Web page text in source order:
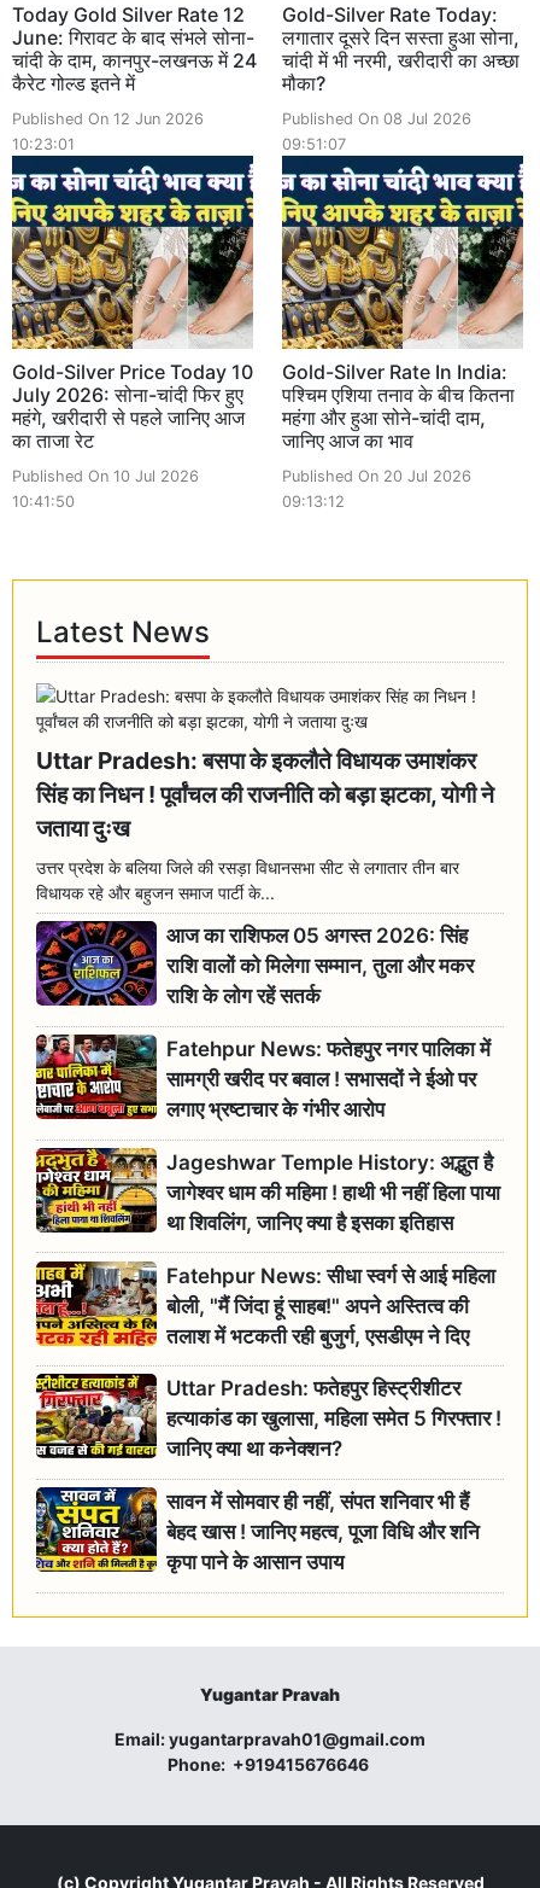
Today Gold Silver Rate 12
June: गिरावट के बाद संभले सोना-
चांदी के दाम, कानपुर-लखनऊ में 24
कैरेट गोल्ड इतने में
Published On 12 Jun 2026
10:23:01
Gold-Silver Rate Today:
लगातार दूसरे दिन सस्ता हुआ सोना,
चांदी में भी नरमी, खरीदारी का अच्छा
मौका?
Published On 08 Jul 2026
09:51:07
Gold-Silver Price Today 10
July 2026: सोना-चांदी फिर हुए
महंगे, खरीदारी से पहले जानिए आज
का ताजा रेट
Published On 10 Jul 2026
10:41:50
Gold-Silver Rate In India:
पश्चिम एशिया तनाव के बीच कितना
महंगा और हुआ सोने-चांदी दाम,
जानिए आज का भाव
Published On 20 Jul 2026
09:13:12
Latest News
Uttar Pradesh: बसपा के इकलौते विधायक उमाशंकर
सिंह का निधन ! पूर्वांचल की राजनीति को बड़ा झटका, योगी ने
जताया दुःख
उत्तर प्रदेश के बलिया जिले की रसड़ा विधानसभा सीट से लगातार तीन बार
विधायक रहे और बहुजन समाज पार्टी के...
आज का राशिफल 05 अगस्त 2026: सिंह
राशि वालों को मिलेगा सम्मान, तुला और मकर
राशि के लोग रहें सतर्क
Fatehpur News: फतेहपुर नगर पालिका में
सामग्री खरीद पर बवाल ! सभासदों ने ईओ पर
लगाए भ्रष्टाचार के गंभीर आरोप
Jageshwar Temple History: अद्भुत है
जागेश्वर धाम की महिमा ! हाथी भी नहीं हिला पाया
था शिवलिंग, जानिए क्या है इसका इतिहास
Fatehpur News: सीधा स्वर्ग से आई महिला
बोली, "मैं जिंदा हूं साहब!" अपने अस्तित्व की
तलाश में भटकती रही बुजुर्ग, एसडीएम ने दिए
जांच के आदेश
Uttar Pradesh: फतेहपुर हिस्ट्रीशीटर
हत्याकांड का खुलासा, महिला समेत 5 गिरफ्तार !
जानिए क्या था कनेक्शन?
सावन में सोमवार ही नहीं, संपत शनिवार भी हैं
बेहद खास ! जानिए महत्व, पूजा विधि और शनि
कृपा पाने के आसान उपाय
Yugantar Pravah
Email:yugantarpravah01@gmail.com
Phone: +919415676646
(c) CopyrightYugantar Pravah - All Rights Reserved